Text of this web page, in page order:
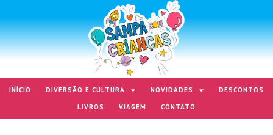
INÍCIO DIVERSÃO E CULTURA NOVIDADES
DESCONTOS
LIVROS
VIAGEM CONTATO